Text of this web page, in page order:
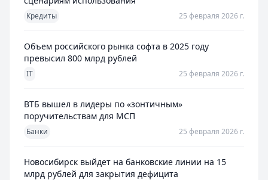
Кредиты 25 февраля 2026 г.
Объем российского рынка софта в 2025 году
превысил 800 млрд рублей
IT 25 февраля 2026 г.
ВТБ вышел в лидеры по «зонтичным»
поручительствам для МСП
Банки 25 февраля 2026 г.
Новосибирск выйдет на банковские линии на 15
млрд рублей для закрытия дефицита